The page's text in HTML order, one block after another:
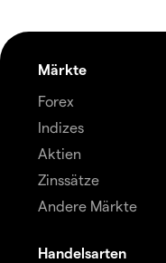
Märkte
Forex
Indizes
Aktien
Zinssätze
Andere Märkte
Handelsarten